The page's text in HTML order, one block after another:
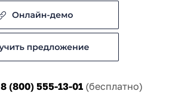
8 (800) 555-13-01 (бесплатно)